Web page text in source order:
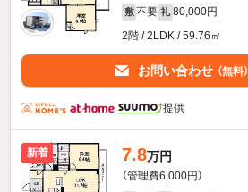
敷 不要 礼 80,000円
2階 / 2LDK / 59.76㎡
お問い合わせ （無料）
提供
新着 7.8万円
（管理費6,000円）